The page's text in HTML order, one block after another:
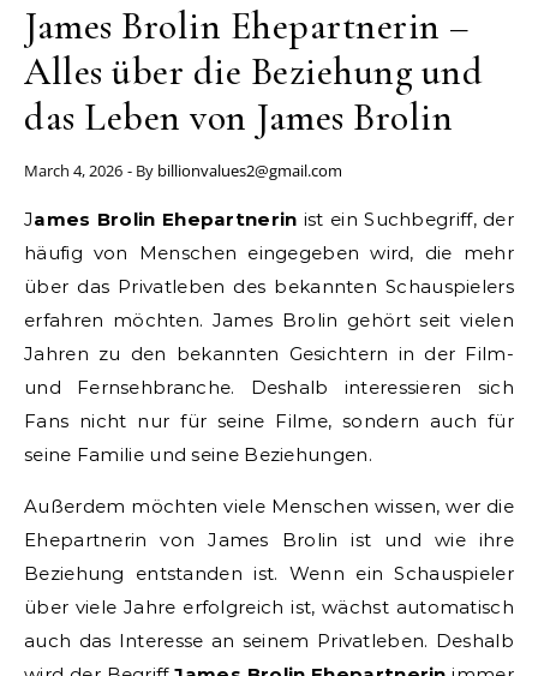
James Brolin Ehepartnerin –
Alles über die Beziehung und
das Leben von James Brolin
March 4, 2026 - By billionvalues2@gmail.com
James Brolin Ehepartnerin ist ein Suchbegriff, der
häufig von Menschen eingegeben wird, die mehr
über das Privatleben des bekannten Schauspielers
erfahren möchten. James Brolin gehört seit vielen
Jahren zu den bekannten Gesichtern in der Film-
und Fernsehbranche. Deshalb interessieren sich
Fans nicht nur für seine Filme, sondern auch für
seine Familie und seine Beziehungen.
Außerdem möchten viele Menschen wissen, wer die
Ehepartnerin von James Brolin ist und wie ihre
Beziehung entstanden ist. Wenn ein Schauspieler
über viele Jahre erfolgreich ist, wächst automatisch
auch das Interesse an seinem Privatleben. Deshalb